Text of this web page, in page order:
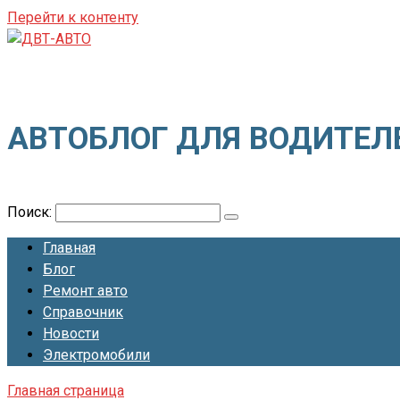
Перейти к контенту
АВТОБЛОГ ДЛЯ
Поиск:
Главная
Блог
Ремонт авто
Справочник
Новости
Электромобили
Главная страница